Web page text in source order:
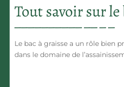
Tout savoir sur le
Le bac à graisse a un rôle bien
dans le domaine de